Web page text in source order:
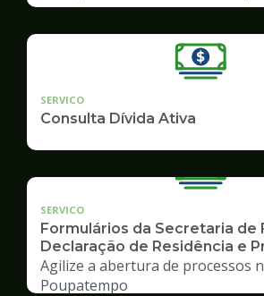
SERVICO
Consulta Dívida Ativa
SERVICO
Formulários da Secretaria de
Declaração de Residência e
Agilize a abertura de processos
Poupatempo